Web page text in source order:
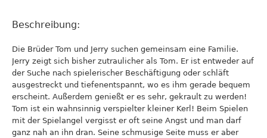
Beschreibung:
Die Brüder Tom und Jerry suchen gemeinsam eine Familie.
Jerry zeigt sich bisher zutraulicher als Tom. Er ist entweder auf
der Suche nach spielerischer Beschäftigung oder schläft
ausgestreckt und tiefenentspannt, wo es ihm gerade bequem
erscheint. Außerdem genießt er es sehr, gekrault zu werden!
Tom ist ein wahnsinnig verspielter kleiner Kerl! Beim Spielen
mit der Spielangel vergisst er oft seine Angst und man darf
ganz nah an ihn dran. Seine schmusige Seite muss er aber